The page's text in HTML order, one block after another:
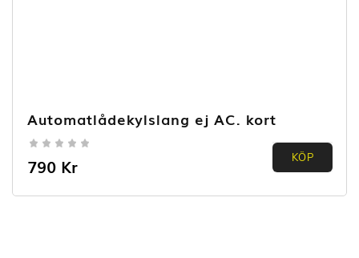
Automatlådekylslang ej AC. kort
0.00
5
790 Kr KÖP